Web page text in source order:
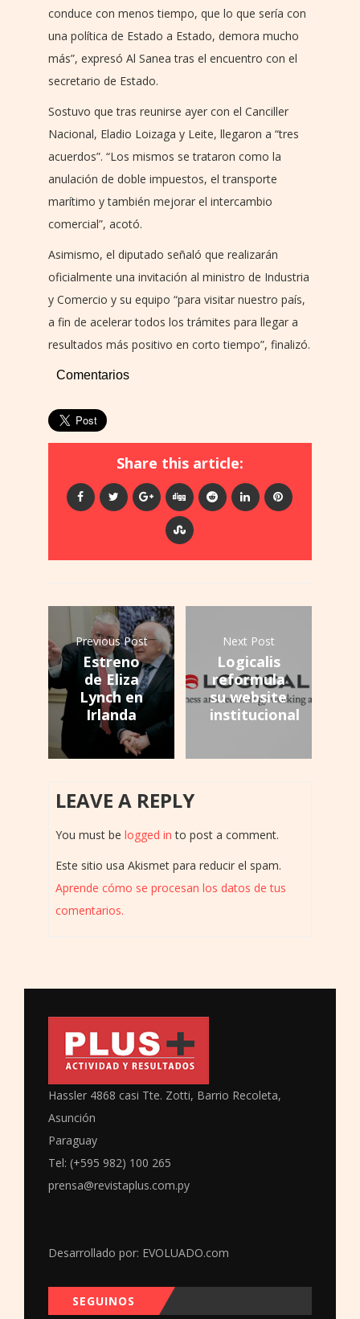
conduce con menos tiempo, que lo que sería con
una política de Estado a Estado, demora mucho
más”, expresó Al Sanea tras el encuentro con el
secretario de Estado.
Sostuvo que tras reunirse ayer con el Canciller
Nacional, Eladio Loizaga y Leite, llegaron a “tres
acuerdos”. “Los mismos se trataron como la
anulación de doble impuestos, el transporte
marítimo y también mejorar el intercambio
comercial”, acotó.
Asimismo, el diputado señaló que realizarán
oficialmente una invitación al ministro de Industria
y Comercio y su equipo “para visitar nuestro país,
a fin de acelerar todos los trámites para llegar a
resultados más positivo en corto tiempo”, finalizó.
Comentarios
Share this article:
Previous Post
Estreno
de Eliza
Lynch en
Irlanda
Next Post
Logicalis
reformula
su website
institucional
LEAVE A REPLY
You must be logged in to post a comment.
Este sitio usa Akismet para reducir el spam.
Aprende cómo se procesan los datos de tus
comentarios.
Hassler 4868 casi Tte. Zotti, Barrio Recoleta,
Asunción
Paraguay
Tel: (+595 982) 100 265
prensa@revistaplus.com.py
Desarrollado por: EVOLUADO.com
SEGUINOS